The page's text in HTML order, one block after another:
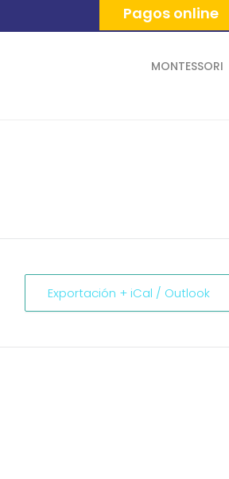
Pagos online
MONTESSORI
Exportación + iCal / Outlook